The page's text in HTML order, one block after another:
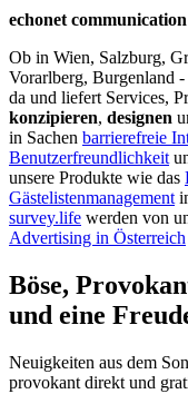
echonet
Ob in Wien, Salzburg,
Vorarlberg, Burgenland
da und liefert Services,
konzipieren, designen
in Sachen barrierefreie
Benutzerfreundlichkeit
unsere Produkte wie das
Gästelistenmanagement
survey.life werden von
Advertising in Österreich
Böse,
und eine
Neuigkeiten aus dem
provokant direkt und